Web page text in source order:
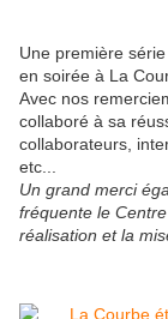
Une première
en soirée à La
Avec nos
collaboré à sa
collaborateurs,
etc...
Un grand merci
fréquente le
réalisation et la